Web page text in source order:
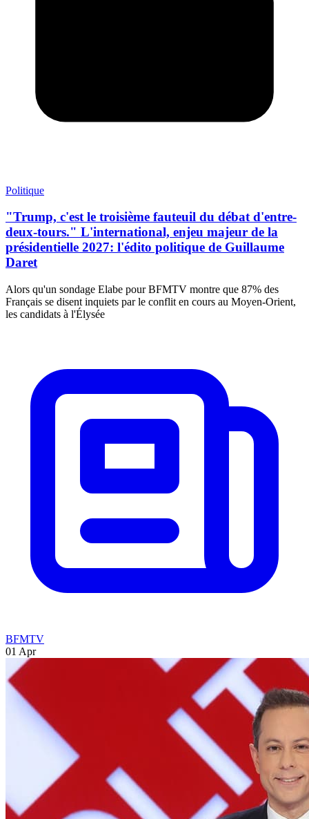
Politique
"Trump, c'est le troisième fauteuil du débat d'entre-
deux-tours." L'international, enjeu majeur de la
présidentielle 2027: l'édito politique de Guillaume
Daret
Alors qu'un sondage Elabe pour BFMTV montre que 87% des
Français se disent inquiets par le conflit en cours au Moyen-Orient,
les candidats à l'Élysée
BFMTV
01 Apr